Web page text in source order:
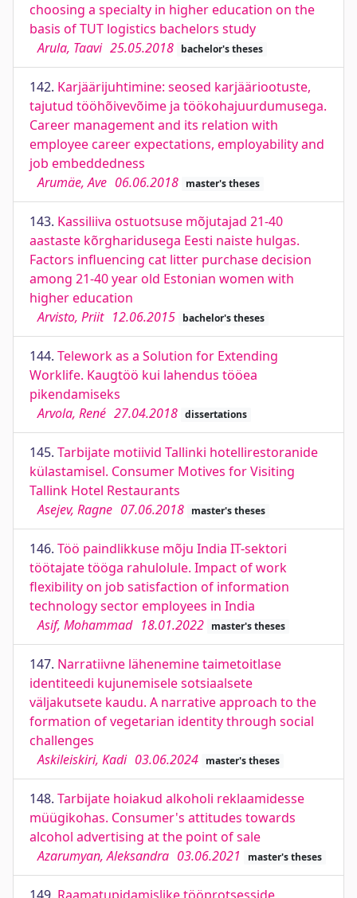
choosing a specialty in higher education on the
basis of TUT logistics bachelors study
Arula, Taavi 25.05.2018 bachelor's theses
142. Karjäärijuhtimine: seosed karjääriootuste,
tajutud tööhõivevõime ja töökohajuurdumusega.
Career management and its relation with
employee career expectations, employability and
job embeddedness
Arumäe, Ave 06.06.2018 master's theses
143. Kassiliiva ostuotsuse mõjutajad 21-40
aastaste kõrgharidusega Eesti naiste hulgas.
Factors influencing cat litter purchase decision
among 21-40 year old Estonian women with
higher education
Arvisto, Priit 12.06.2015 bachelor's theses
144. Telework as a Solution for Extending
Worklife. Kaugtöö kui lahendus tööea
pikendamiseks
Arvola, René 27.04.2018 dissertations
145. Tarbijate motiivid Tallinki hotellirestoranide
külastamisel. Consumer Motives for Visiting
Tallink Hotel Restaurants
Asejev, Ragne 07.06.2018 master's theses
146. Töö paindlikkuse mõju India IT-sektori
töötajate tööga rahulolule. Impact of work
flexibility on job satisfaction of information
technology sector employees in India
Asif, Mohammad 18.01.2022 master's theses
147. Narratiivne lähenemine taimetoitlase
identiteedi kujunemisele sotsiaalsete
väljakutsete kaudu. A narrative approach to the
formation of vegetarian identity through social
challenges
Askileiskiri, Kadi 03.06.2024 master's theses
148. Tarbijate hoiakud alkoholi reklaamidesse
müügikohas. Consumer's attitudes towards
alcohol advertising at the point of sale
Azarumyan, Aleksandra 03.06.2021 master's theses